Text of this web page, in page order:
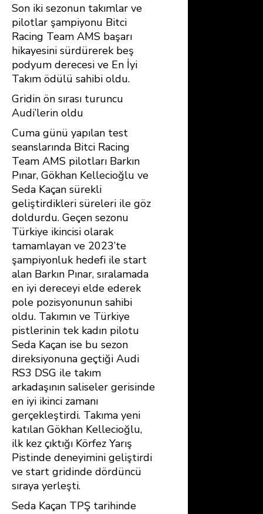
Son iki sezonun takımlar ve
pilotlar şampiyonu Bitci
Racing Team AMS başarı
hikayesini sürdürerek beş
podyum derecesi ve En İyi
Takım ödülü sahibi oldu.
Gridin ön sırası turuncu
Audi’lerin oldu
Cuma günü yapılan test
seanslarında Bitci Racing
Team AMS pilotları Barkın
Pınar, Gökhan Kellecioğlu ve
Seda Kaçan sürekli
geliştirdikleri süreleri ile göz
doldurdu. Geçen sezonu
Türkiye ikincisi olarak
tamamlayan ve 2023’te
şampiyonluk hedefi ile start
alan Barkın Pınar, sıralamada
en iyi dereceyi elde ederek
pole pozisyonunun sahibi
oldu. Takımın ve Türkiye
pistlerinin tek kadın pilotu
Seda Kaçan ise bu sezon
direksiyonuna geçtiği Audi
RS3 DSG ile takım
arkadaşının saliseler gerisinde
en iyi ikinci zamanı
gerçekleştirdi. Takıma yeni
katılan Gökhan Kellecioğlu,
ilk kez çıktığı Körfez Yarış
Pistinde deneyimini geliştirdi
ve start gridinde dördüncü
sıraya yerleşti.
Seda Kaçan TPŞ tarihinde